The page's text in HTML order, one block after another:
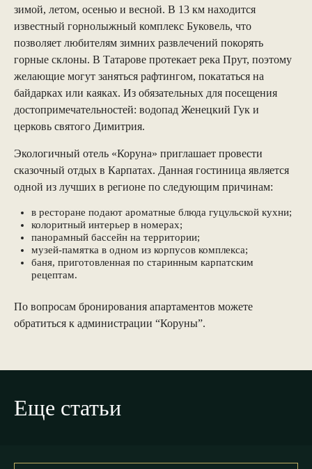
зимой, летом, осенью и весной. В 13 км находится
известный горнолыжный комплекс Буковель, что
позволяет любителям зимних развлечений покорять
горные склоны. В Татарове протекает река Прут, поэтому
желающие могут заняться рафтингом, покататься на
байдарках или каяках. Из обязательных для посещения
достопримечательностей: водопад Женецкий Гук и
церковь святого Димитрия.
Экологичный отель «Коруна» приглашает провести
сказочный отдых в Карпатах. Данная гостиница является
одной из лучших в регионе по следующим причинам:
в ресторане подают ароматные блюда гуцульской кухни;
колоритный интерьер в номерах;
панорамный бассейн на территории;
музей-памятка в одном из корпусов комплекса;
баня, приготовленная по старинным карпатским
рецептам.
По вопросам бронирования апартаментов можете
обратиться к администрации “Коруны”.
Еще статьи